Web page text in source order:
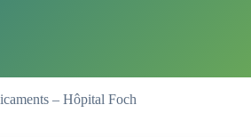
– Hôpital Foch